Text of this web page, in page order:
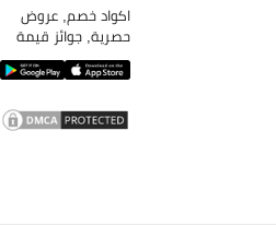
اكواد خصم, عروض
حصرية, جوائز قيمة